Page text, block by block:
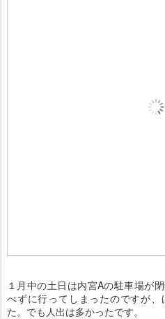
１月中の土日は内宮Aの駐車場が
べずに行ってしまったのですが
た。でも人出は多かったです。